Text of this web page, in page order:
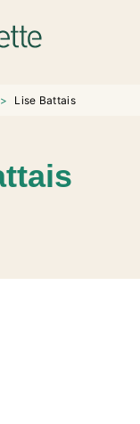
> Lise Battais